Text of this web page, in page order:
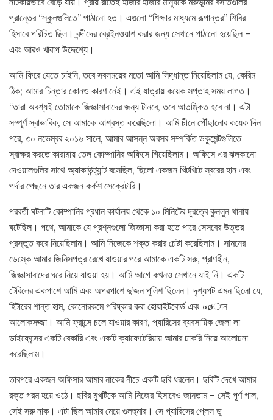
প্রান্তের “স্কুলগুলিতে” পাঠানো হত। এগুলো “শিক্ষার মাধ্যমে রূপান্তর” শিবির
হিসাবে পরিচিত ছিল। বন্দীদের ব্রেইনওয়াশ করার জন্য সেখানে পাঠানো হয়েছিল –
এবং আরও খারাপ উদ্দেশ্যে।
আমি ফিরে যেতে চাইনি, তবে সবসময়ের মতো আমি সিদ্ধান্ত নিয়েছিলাম যে, কেরিম
ঠিক; আমার চিন্তার কোনও কারণ নেই। এই যাত্রায় কয়েক সপ্তাহ সময় লাগত।
“তারা অবশ্যই তোমাকে জিজ্ঞাসাবাদের জন্য টানবে, তবে আতঙ্কিত হবে না। এটা
সম্পূর্ণ স্বাভাবিক, সে আমাকে আশ্বস্ত করেছিলো। আমি চীনে পৌঁছানোর কয়েক দিন
পরে, ৩০ নভেম্বর ২০১৬ সালে, আমার আসন্ন অবসর সম্পর্কিত ডকুমেন্টগুলিতে
স্বাক্ষর করতে কারামায় তেল কোম্পানির অফিসে গিয়েছিলাম। অফিসে এর ঝলকানো
দেওয়ালগুলির সাথে অ্যাকাউন্ট্যান্ট বসেছিল, ছিলো একজন খিটখিটে স্বরের হান এবং
পর্দার পেছনে তার একজন কর্কশ সেক্রেটারি।
পরবর্তী ঘটনাটি কোম্পানির প্রধান কার্যালয় থেকে ১০ মিনিটের দূরত্বে কুনলুন থানায়
ঘটেছিল। পথে, আমাকে যে প্রশ্নগুলো জিজ্ঞাসা করা হতে পারে সেসবের উত্তর
প্রস্তুত করে নিয়েছিলাম। আমি নিজেকে শক্ত করার চেষ্টা করেছিলাম। সামনের
ডেস্কে আমার জিনিসপত্র রেখে যাওয়ার পরে আমাকে একটি সরু, প্রাণহীন,
জিজ্ঞাসাবাদের ঘরে নিয়ে যাওয়া হয়। আমি আগে কখনও সেখানে যাই নি। একটি
টেবিলের একপাশে আমি এবং অপরপাশে দু’জন পুলিশ ছিলেন। দৃশ্যপট এমন ছিলো যে,
হিটারের শান্ত হাম, কোনোরকমে পরিষ্কার করা হোয়াইটবোর্ড এবং ¤øান
আলোকসজ্জা। আমি ফ্রান্সে চলে যাওয়ার কারণ, প্যারিসের ব্যবসায়িক জেলা লা
ডাইফেন্সের একটি বেকারি এবং একটি ক্যাফেটেরিয়ায় আমার চাকরি নিয়ে আলোচনা
করেছিলাম।
তারপরে একজন অফিসার আমার নাকের নীচে একটি ছবি ধরলেন। ছবিটি দেখে আমার
রক্ত গরম হয়ে ওঠে। ছবির মুখটিকে আমি নিজের হিসাবেও জানতাম – সেই পূর্ণ গাল,
সেই সরু নাক। এটা ছিল আমার মেয়ে গুলহুমার। সে প্যারিসের প্লেস ডু